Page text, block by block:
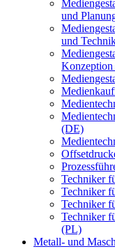
und
und
(DE)
Techniker
Techniker
Techniker
Techniker
(PL)
Metall- und